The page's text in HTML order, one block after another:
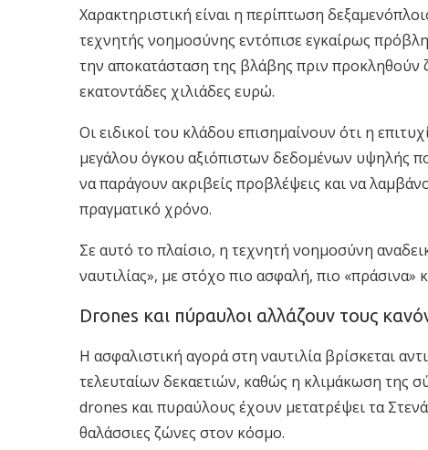
Χαρακτηριστική είναι η περίπτωση
τεχνητής νοημοσύνης εντόπισε εγκαίρως
την αποκατάσταση της βλάβης πριν προκληθούν
εκατοντάδες χιλιάδες ευρώ.
Οι ειδικοί του κλάδου επισημαίνουν ότι η
μεγάλου όγκου αξιόπιστων δεδομένων υψηλής
να παράγουν ακριβείς προβλέψεις και να
πραγματικό χρόνο.
Σε αυτό το πλαίσιο, η τεχνητή νοημοσύνη
ναυτιλίας», με στόχο πιο ασφαλή, πιο «πράσινα»
Drones και πύραυλοι αλλάζουν τους
Η ασφαλιστική αγορά στη ναυτιλία βρίσκεται
τελευταίων δεκαετιών, καθώς η κλιμάκωση της
drones και πυραύλους έχουν μετατρέψει τα
θαλάσσιες ζώνες στον κόσμο.